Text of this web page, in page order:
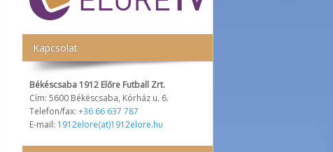
Kapcsolat
Békéscsaba 1912 Előre Futball Zrt.
Cím: 5600 Békéscsaba, Kórház u. 6.
Telefon/fax: +36 66 637 787
E-mail: 1912elore(at)1912elore.hu